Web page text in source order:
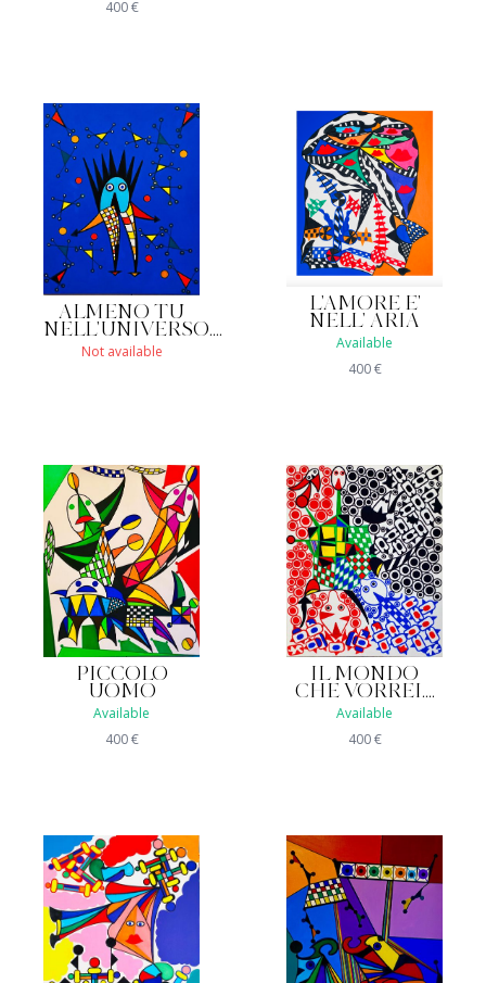
400€
ALMENO TU
NELL'UNIVERSO....
Not available
L'AMORE E'
NELL' ARIA
Available
400€
PICCOLO
UOMO
Available
400€
IL MONDO
CHE VORREI....
Available
400€